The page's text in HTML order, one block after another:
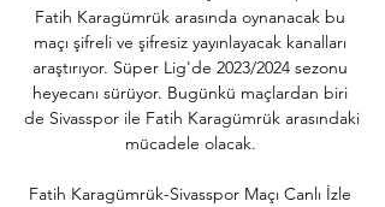
Fatih Karagümrük arasında oynanacak bu
maçı şifreli ve şifresiz yayınlayacak kanalları
araştırıyor. Süper Lig'de 2023/2024 sezonu
heyecanı sürüyor. Bugünkü maçlardan biri
de Sivasspor ile Fatih Karagümrük arasındaki
mücadele olacak.
Fatih Karagümrük-Sivasspor Maçı Canlı İzle